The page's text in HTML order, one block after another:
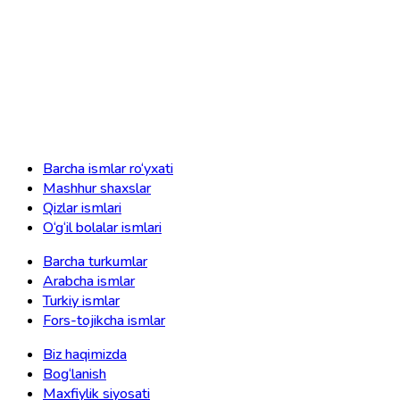
Barcha ismlar ro‘yxati
Mashhur shaxslar
Qizlar ismlari
O‘g‘il bolalar ismlari
Barcha turkumlar
Arabcha ismlar
Turkiy ismlar
Fors-tojikcha ismlar
Biz haqimizda
Bog‘lanish
Maxfiylik siyosati